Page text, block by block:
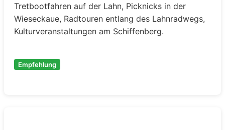
Tretbootfahren auf der Lahn, Picknicks in der
Wieseckaue, Radtouren entlang des Lahnradwegs,
Kulturveranstaltungen am Schiffenberg.
Empfehlung